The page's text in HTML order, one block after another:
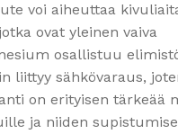
voi aiheuttaa
ovat yleinen vaiva
osallistuu
liittyy sähkövaraus,
on erityisen tärkeää
ja niiden